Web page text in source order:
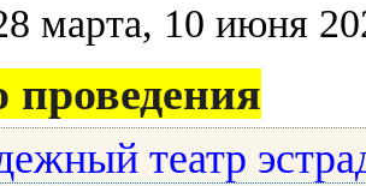
марта, 10 июня
проведения
театр